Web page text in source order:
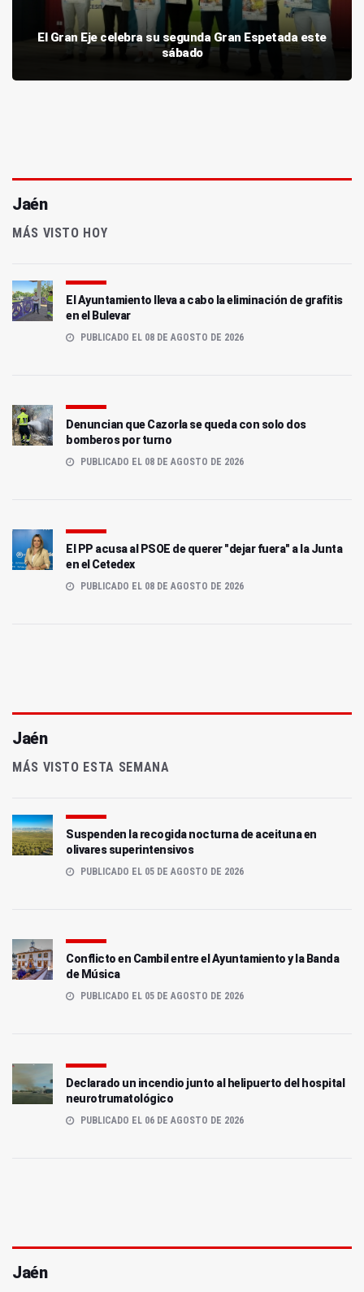
El Gran Eje celebra su segunda Gran Espetada este
sábado
Jaén
MÁS VISTO HOY
El Ayuntamiento lleva a cabo la eliminación de grafitis
en el Bulevar
PUBLICADO EL 08 DE AGOSTO DE 2026
Denuncian que Cazorla se queda con solo dos
bomberos por turno
PUBLICADO EL 08 DE AGOSTO DE 2026
El PP acusa al PSOE de querer "dejar fuera" a la Junta
en el Cetedex
PUBLICADO EL 08 DE AGOSTO DE 2026
Jaén
MÁS VISTO ESTA SEMANA
Suspenden la recogida nocturna de aceituna en
olivares superintensivos
PUBLICADO EL 05 DE AGOSTO DE 2026
Conflicto en Cambil entre el Ayuntamiento y la Banda
de Música
PUBLICADO EL 05 DE AGOSTO DE 2026
Declarado un incendio junto al helipuerto del hospital
neurotrumatológico
PUBLICADO EL 06 DE AGOSTO DE 2026
Jaén